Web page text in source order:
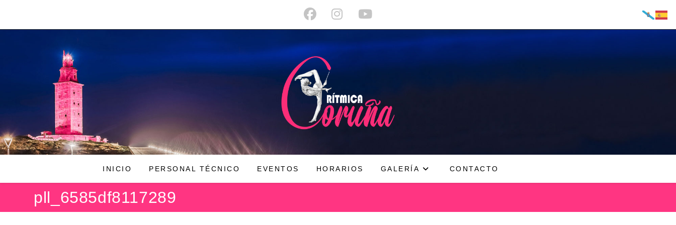
contenido
INICIO PERSONAL TÉCNICO EVENTOS HORARIOS GALERÍA CONTACTO
pll_6585df8117289